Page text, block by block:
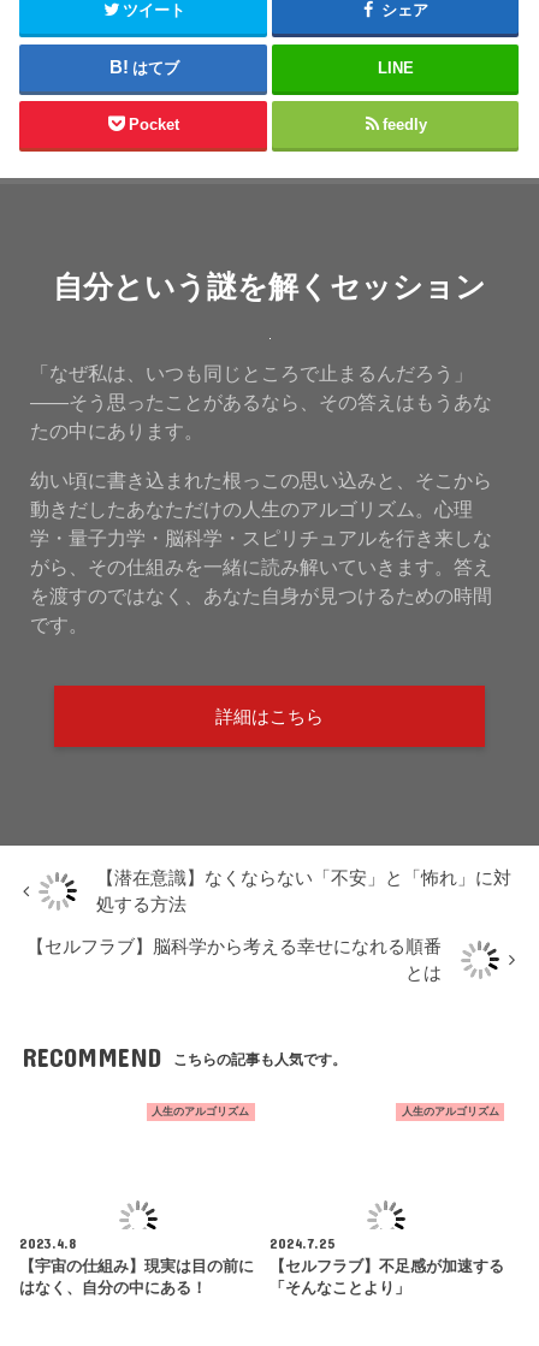
ツイート シェア
はてブ LINE
Pocket feedly
自分という謎を解くセッション
「なぜ私は、いつも同じところで止まるんだろう」
——そう思ったことがあるなら、その答えはもうあな
たの中にあります。
幼い頃に書き込まれた根っこの思い込みと、そこから
動きだしたあなただけの人生のアルゴリズム。心理
学・量子力学・脳科学・スピリチュアルを行き来しな
がら、その仕組みを一緒に読み解いていきます。答え
を渡すのではなく、あなた自身が見つけるための時間
です。
詳細はこちら
【潜在意識】なくならない「不安」と「怖れ」に対
処する方法
【セルフラブ】脳科学から考える幸せになれる順番
とは
RECOMMEND こちらの記事も人気です。
人生のアルゴリズム
2023.4.8
【宇宙の仕組み】現実は目の前に
はなく、自分の中にある！
人生のアルゴリズム
2024.7.25
【セルフラブ】不足感が加速する
「そんなことより」